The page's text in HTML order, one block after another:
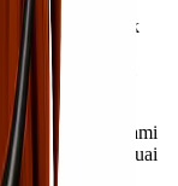
termasuk
Kami di
terbaik sesuai
udara
, kami
aman, dan sesuai